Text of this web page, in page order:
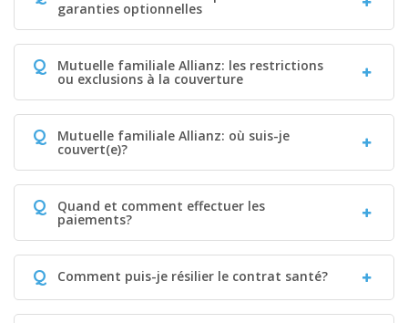
garanties optionnelles
Q Mutuelle familiale Allianz: les restrictions
ou exclusions à la couverture
Q Mutuelle familiale Allianz: où suis-je
couvert(e)?
Q Quand et comment effectuer les
paiements?
Q Comment puis-je résilier le contrat santé?